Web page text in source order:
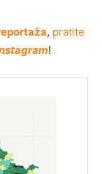
, pratite
!